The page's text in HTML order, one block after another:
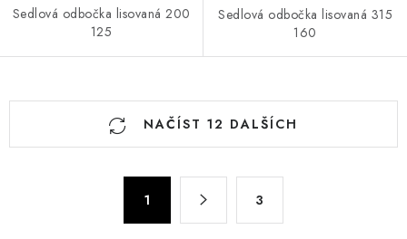
Sedlová odbočka lisovaná 200
125
Sedlová odbočka lisovaná 315
160
Ovládací prvky výpisuNAČÍST 12 DALŠÍCH
1 3